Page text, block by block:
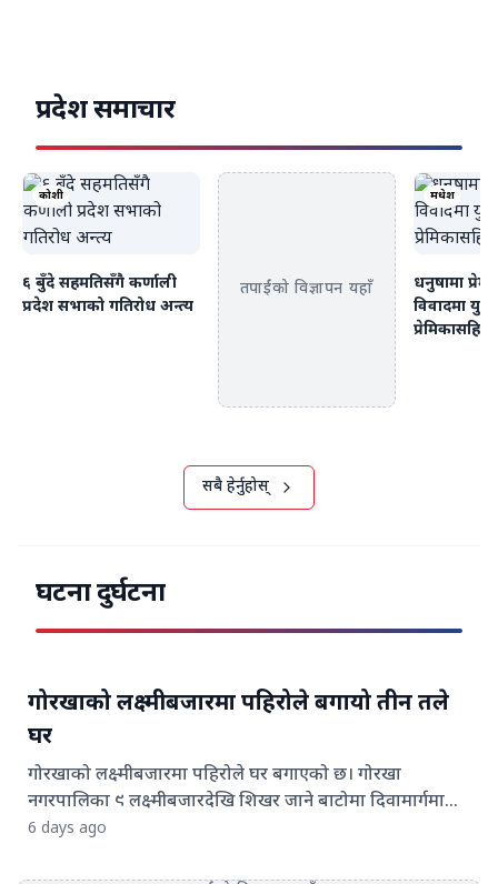
प्रदेश समाचार
कोशी
६ बुँदे सहमतिसँगै कर्णाली
प्रदेश सभाको गतिरोध अन्त्य
तपाईंको विज्ञापन यहाँ
मधेश
धनुषामा प्रेम
विवादमा
प्रेमिकासहित
सबै हेर्नुहोस्
घटना दुर्घटना
गोरखाको लक्ष्मीबजारमा पहिरोले बगायो तीन तले
घर
गोरखाको लक्ष्मीबजारमा पहिरोले घर बगाएको छ। गोरखा
नगरपालिका ९ लक्ष्मीबजारदेखि शिखर जाने बाटोमा दिवामार्गमा
स्थानीय मानसिंह गुरूङको तीन तले पक्की घर पहिरोले बगेको हो।
6 days ago